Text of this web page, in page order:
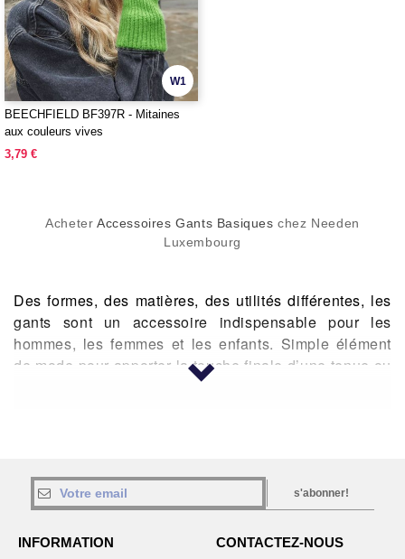
W1
BEECHFIELD BF397R - Mitaines
aux couleurs vives
3,79 €
Acheter Accessoires Gants Basiques chez Needen
Luxembourg
Des formes, des matières, des utilités différentes, les
gants sont un accessoire indispensable pour les
hommes, les femmes et les enfants. Simple élément
de mode pour apporter la touche finale d’une tenue ou
accessoire indispensable pour se protéger du froid ou
UNE GAMME VASTE
s'abonner!
INFORMATION CONTACTEZ-NOUS